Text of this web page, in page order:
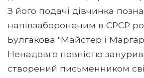
З його подачі дівчинка
напівзабороненим в СРСР
Булгакова "Майстер і
Ненадовго повністю
створений письменником